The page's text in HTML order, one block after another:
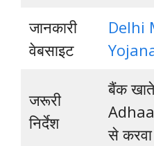
जानकारी
वेबसाइट
Delhi
जरूरी
निर्देश
बैंक
से